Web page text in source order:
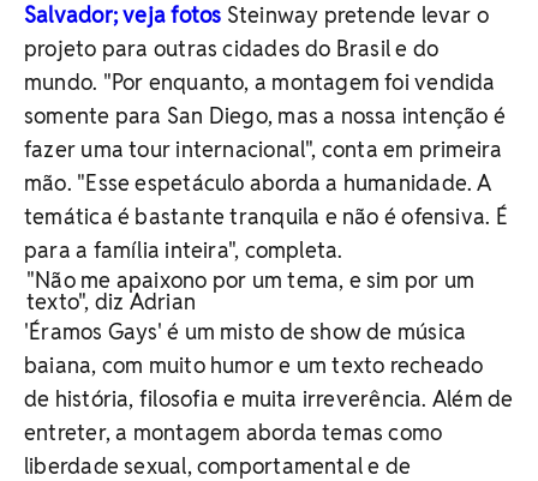
Salvador; veja fotos Steinway pretende levar o
projeto para outras cidades do Brasil e do
mundo. "Por enquanto, a montagem foi vendida
somente para San Diego, mas a nossa intenção é
fazer uma tour internacional", conta em primeira
mão. "Esse espetáculo aborda a humanidade. A
temática é bastante tranquila e não é ofensiva. É
para a família inteira", completa.
"Não me apaixono por um tema, e sim por um
texto", diz Adrian
'Éramos Gays' é um misto de show de música
baiana, com muito humor e um texto recheado
de história, filosofia e muita irreverência. Além de
entreter, a montagem aborda temas como
liberdade sexual, comportamental e de